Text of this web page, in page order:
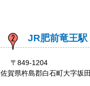
JR肥前竜王駅
〒849-1204
佐賀県杵島郡白石町大字坂田